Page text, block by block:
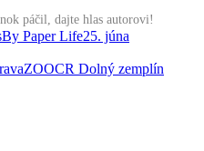
páčil, dajte hlas autorovi!
By Paper Life25. júna
ZOOCR Dolný zemplín